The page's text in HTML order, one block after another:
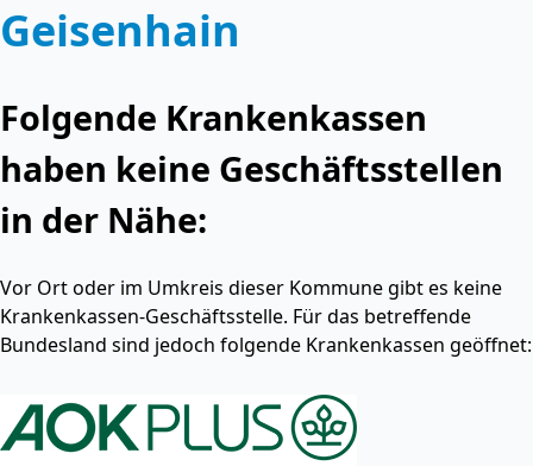
Geisenhain
Folgende Krankenkassen
haben keine Geschäftsstellen
in der Nähe:
Vor Ort oder im Umkreis dieser Kommune gibt es keine
Krankenkassen-Geschäftsstelle. Für das betreffende
Bundesland sind jedoch folgende Krankenkassen geöffnet: